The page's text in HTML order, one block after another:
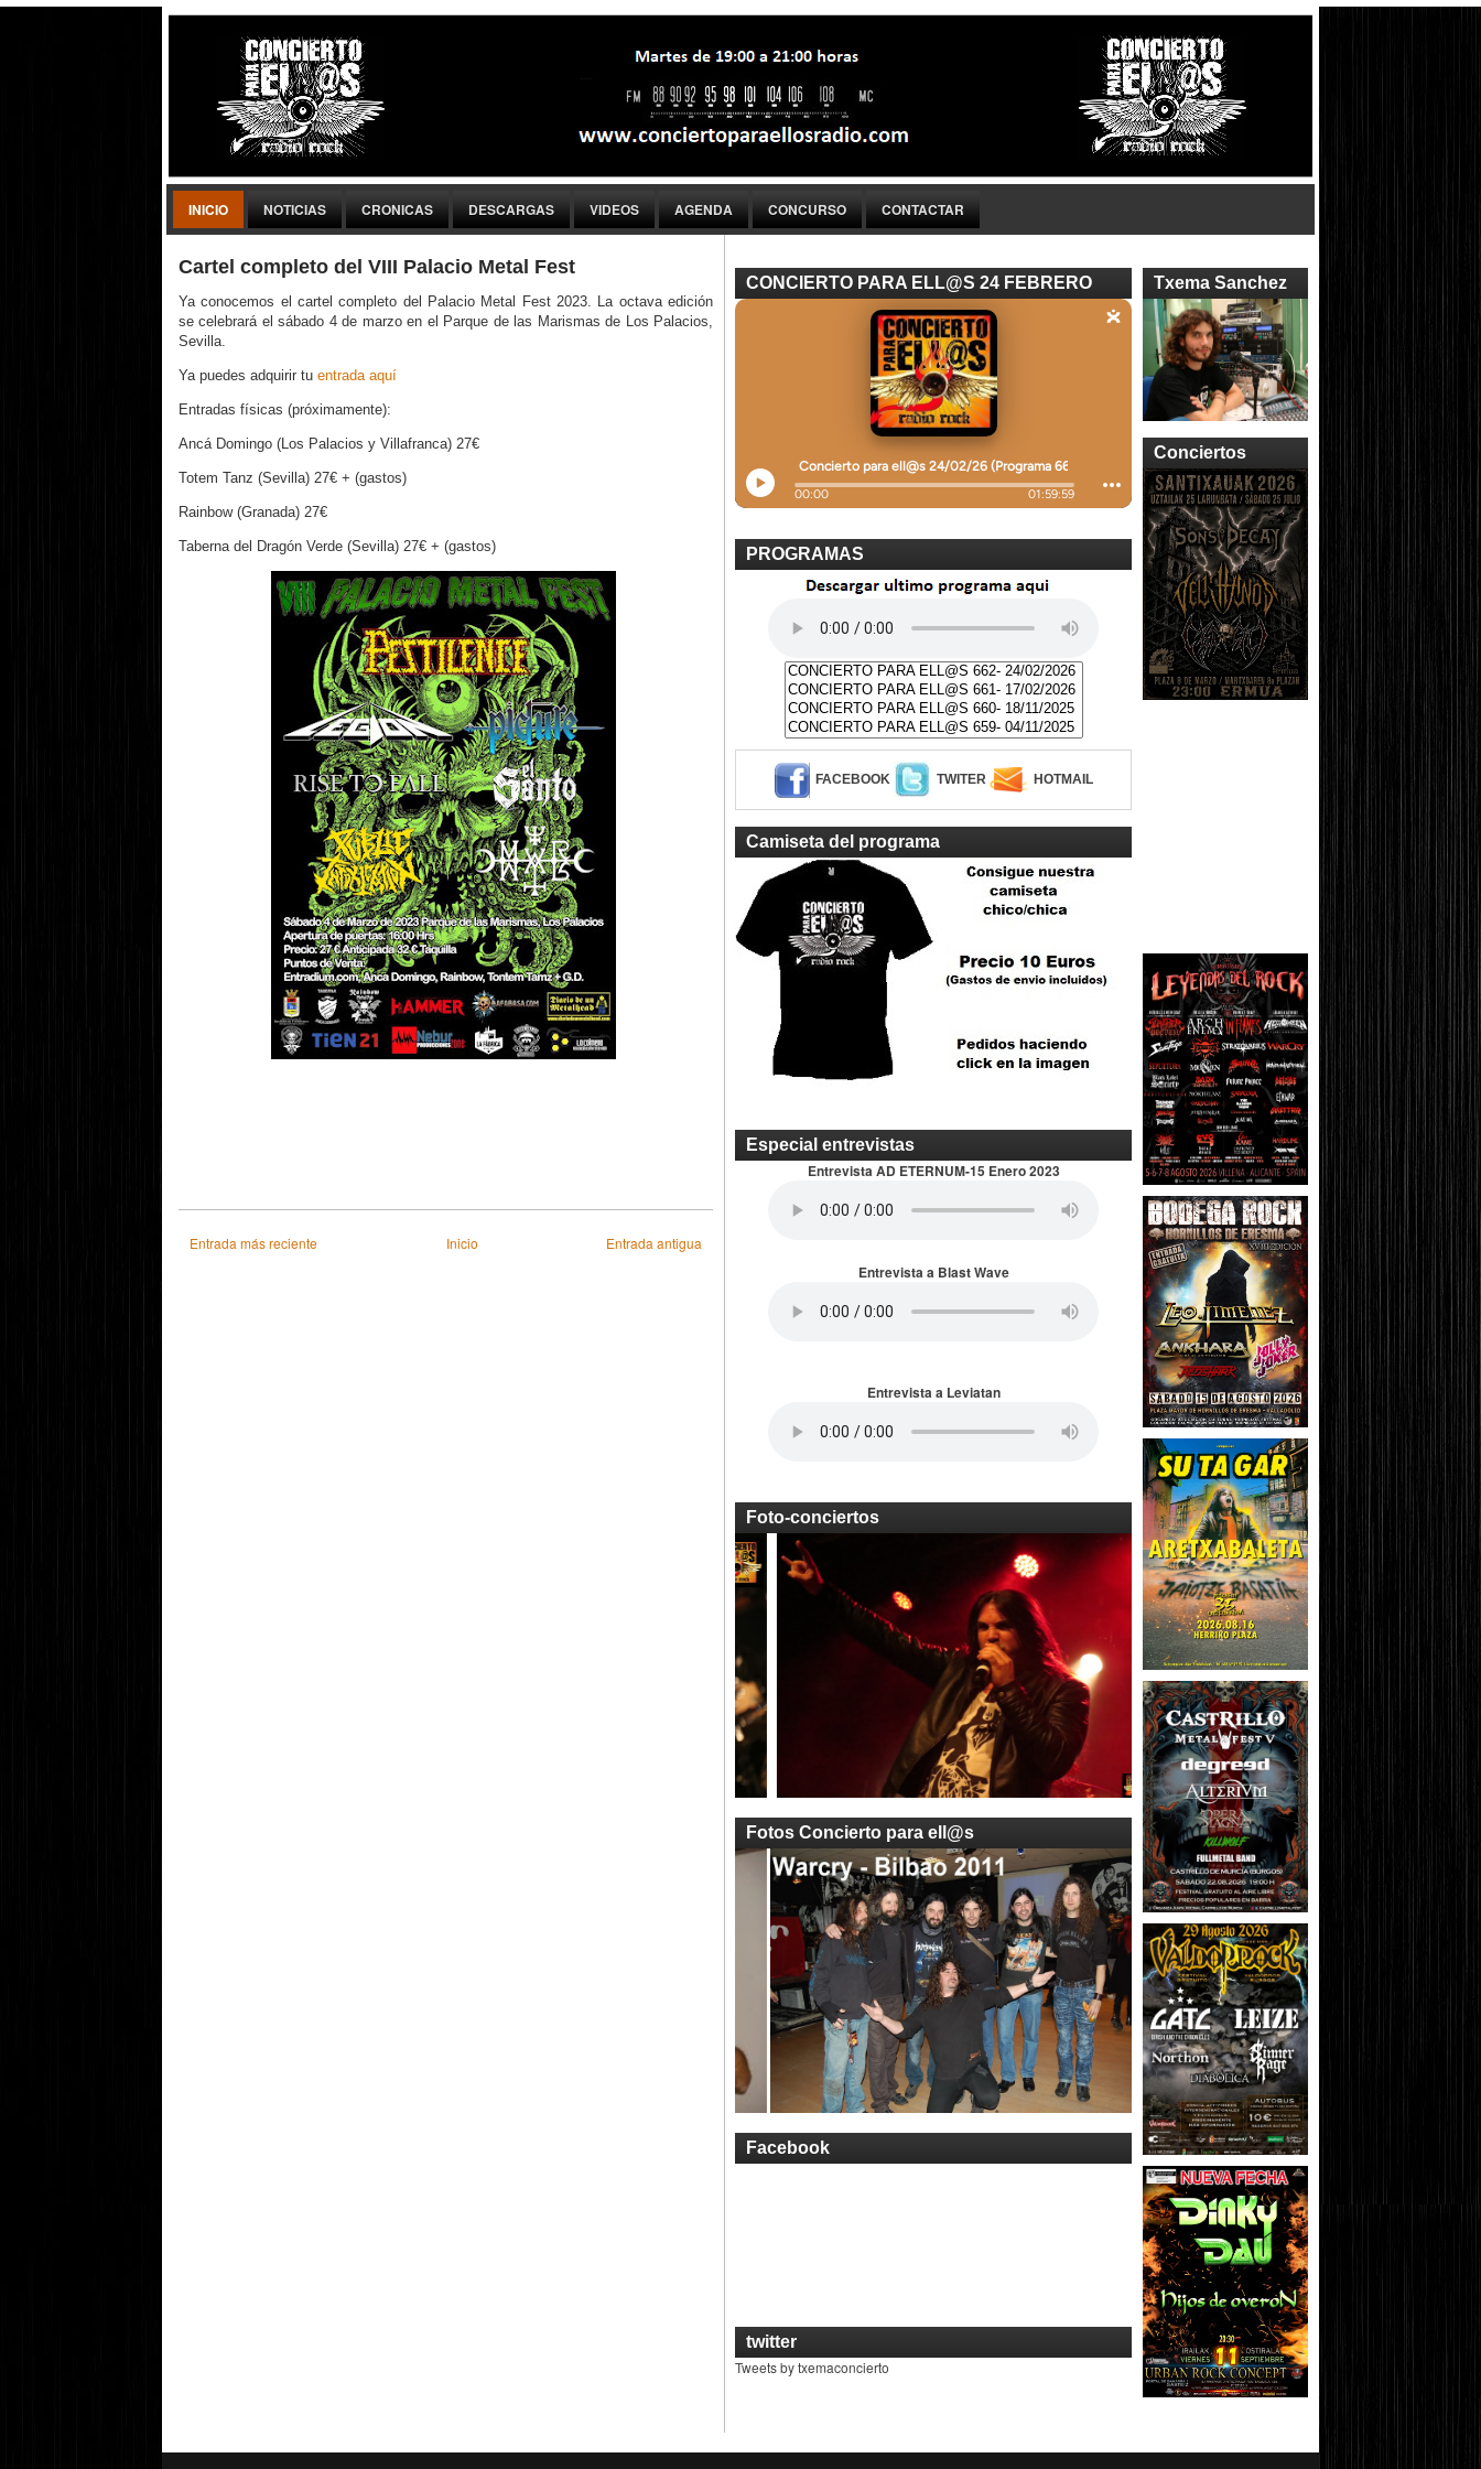
INICIO NOTICIAS CRONICAS DESCARGAS VIDEOS AGENDA CONCURSO CONTACTAR
Cartel completo del VIII Palacio Metal Fest
Ya conocemos el cartel completo del Palacio Metal Fest 2023. La octava edición
se celebrará el sábado 4 de marzo en el Parque de las Marismas de Los Palacios,
Sevilla.
Ya puedes adquirir tu entrada aquí
Entradas físicas (próximamente):
Ancá Domingo (Los Palacios y Villafranca) 27€
Totem Tanz (Sevilla) 27€ + (gastos)
Rainbow (Granada) 27€
Taberna del Dragón Verde (Sevilla) 27€ + (gastos)
Entrada más reciente Entrada antigua
Inicio
CONCIERTO PARA ELL@S 24 FEBRERO
PROGRAMAS
FACEBOOK TWITER HOTMAIL
Camiseta del programa
Especial entrevistas
Entrevista AD ETERNUM-15 Enero 2023
Entrevista a Blast Wave
Entrevista a Leviatan
Foto-conciertos
Fotos Concierto para ell@s
Facebook
twitter
Tweets by txemaconcierto
Txema Sanchez
Conciertos